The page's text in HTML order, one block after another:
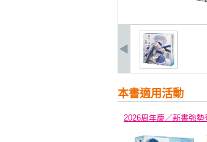
本書適用活動
2026周年慶／新書強勢